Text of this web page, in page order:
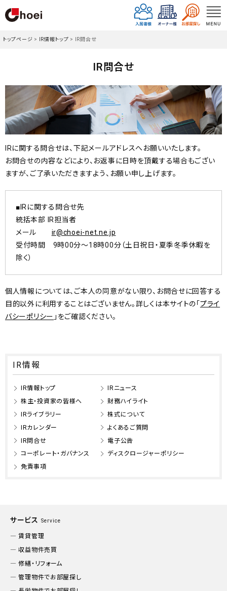
トップページ > IR情報トップ > IR問合せ
IR問合せ
IRに関する問合せは、下記メールアドレスへお願いいたします。
お問合せの内容などにより、お返事に日時を頂戴する場合もござい
ますが、ご了承いただきますよう、お願い申し上げます。
■IRに関する問合せ先
統括本部 IR担当者
メール ir@choei-net.ne.jp
受付時間 9時00分～18時00分（土日祝日・夏季冬季休暇を
除く）
個人情報については、ご本人の同意がない限り、お問合せに回答する
目的以外に利用することはございません。詳しくは本サイトの「 プライ
バシーポリシー 」をご確認ください。
IR情報
IR情報トップ
IRニュース
株主・投資家の皆様へ
財務ハイライト
IRライブラリー
株式について
IRカレンダー
よくあるご質問
IR問合せ
電子公告
コーポレート・ガバナンス
ディスクロージャーポリシー
免責事項
サービス Service
賃貸管理
収益物件売買
修繕・リフォーム
管理物件でお部屋探し